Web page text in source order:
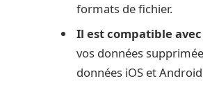
formats de fichier.
Il est compatible
vos données
données iOS et